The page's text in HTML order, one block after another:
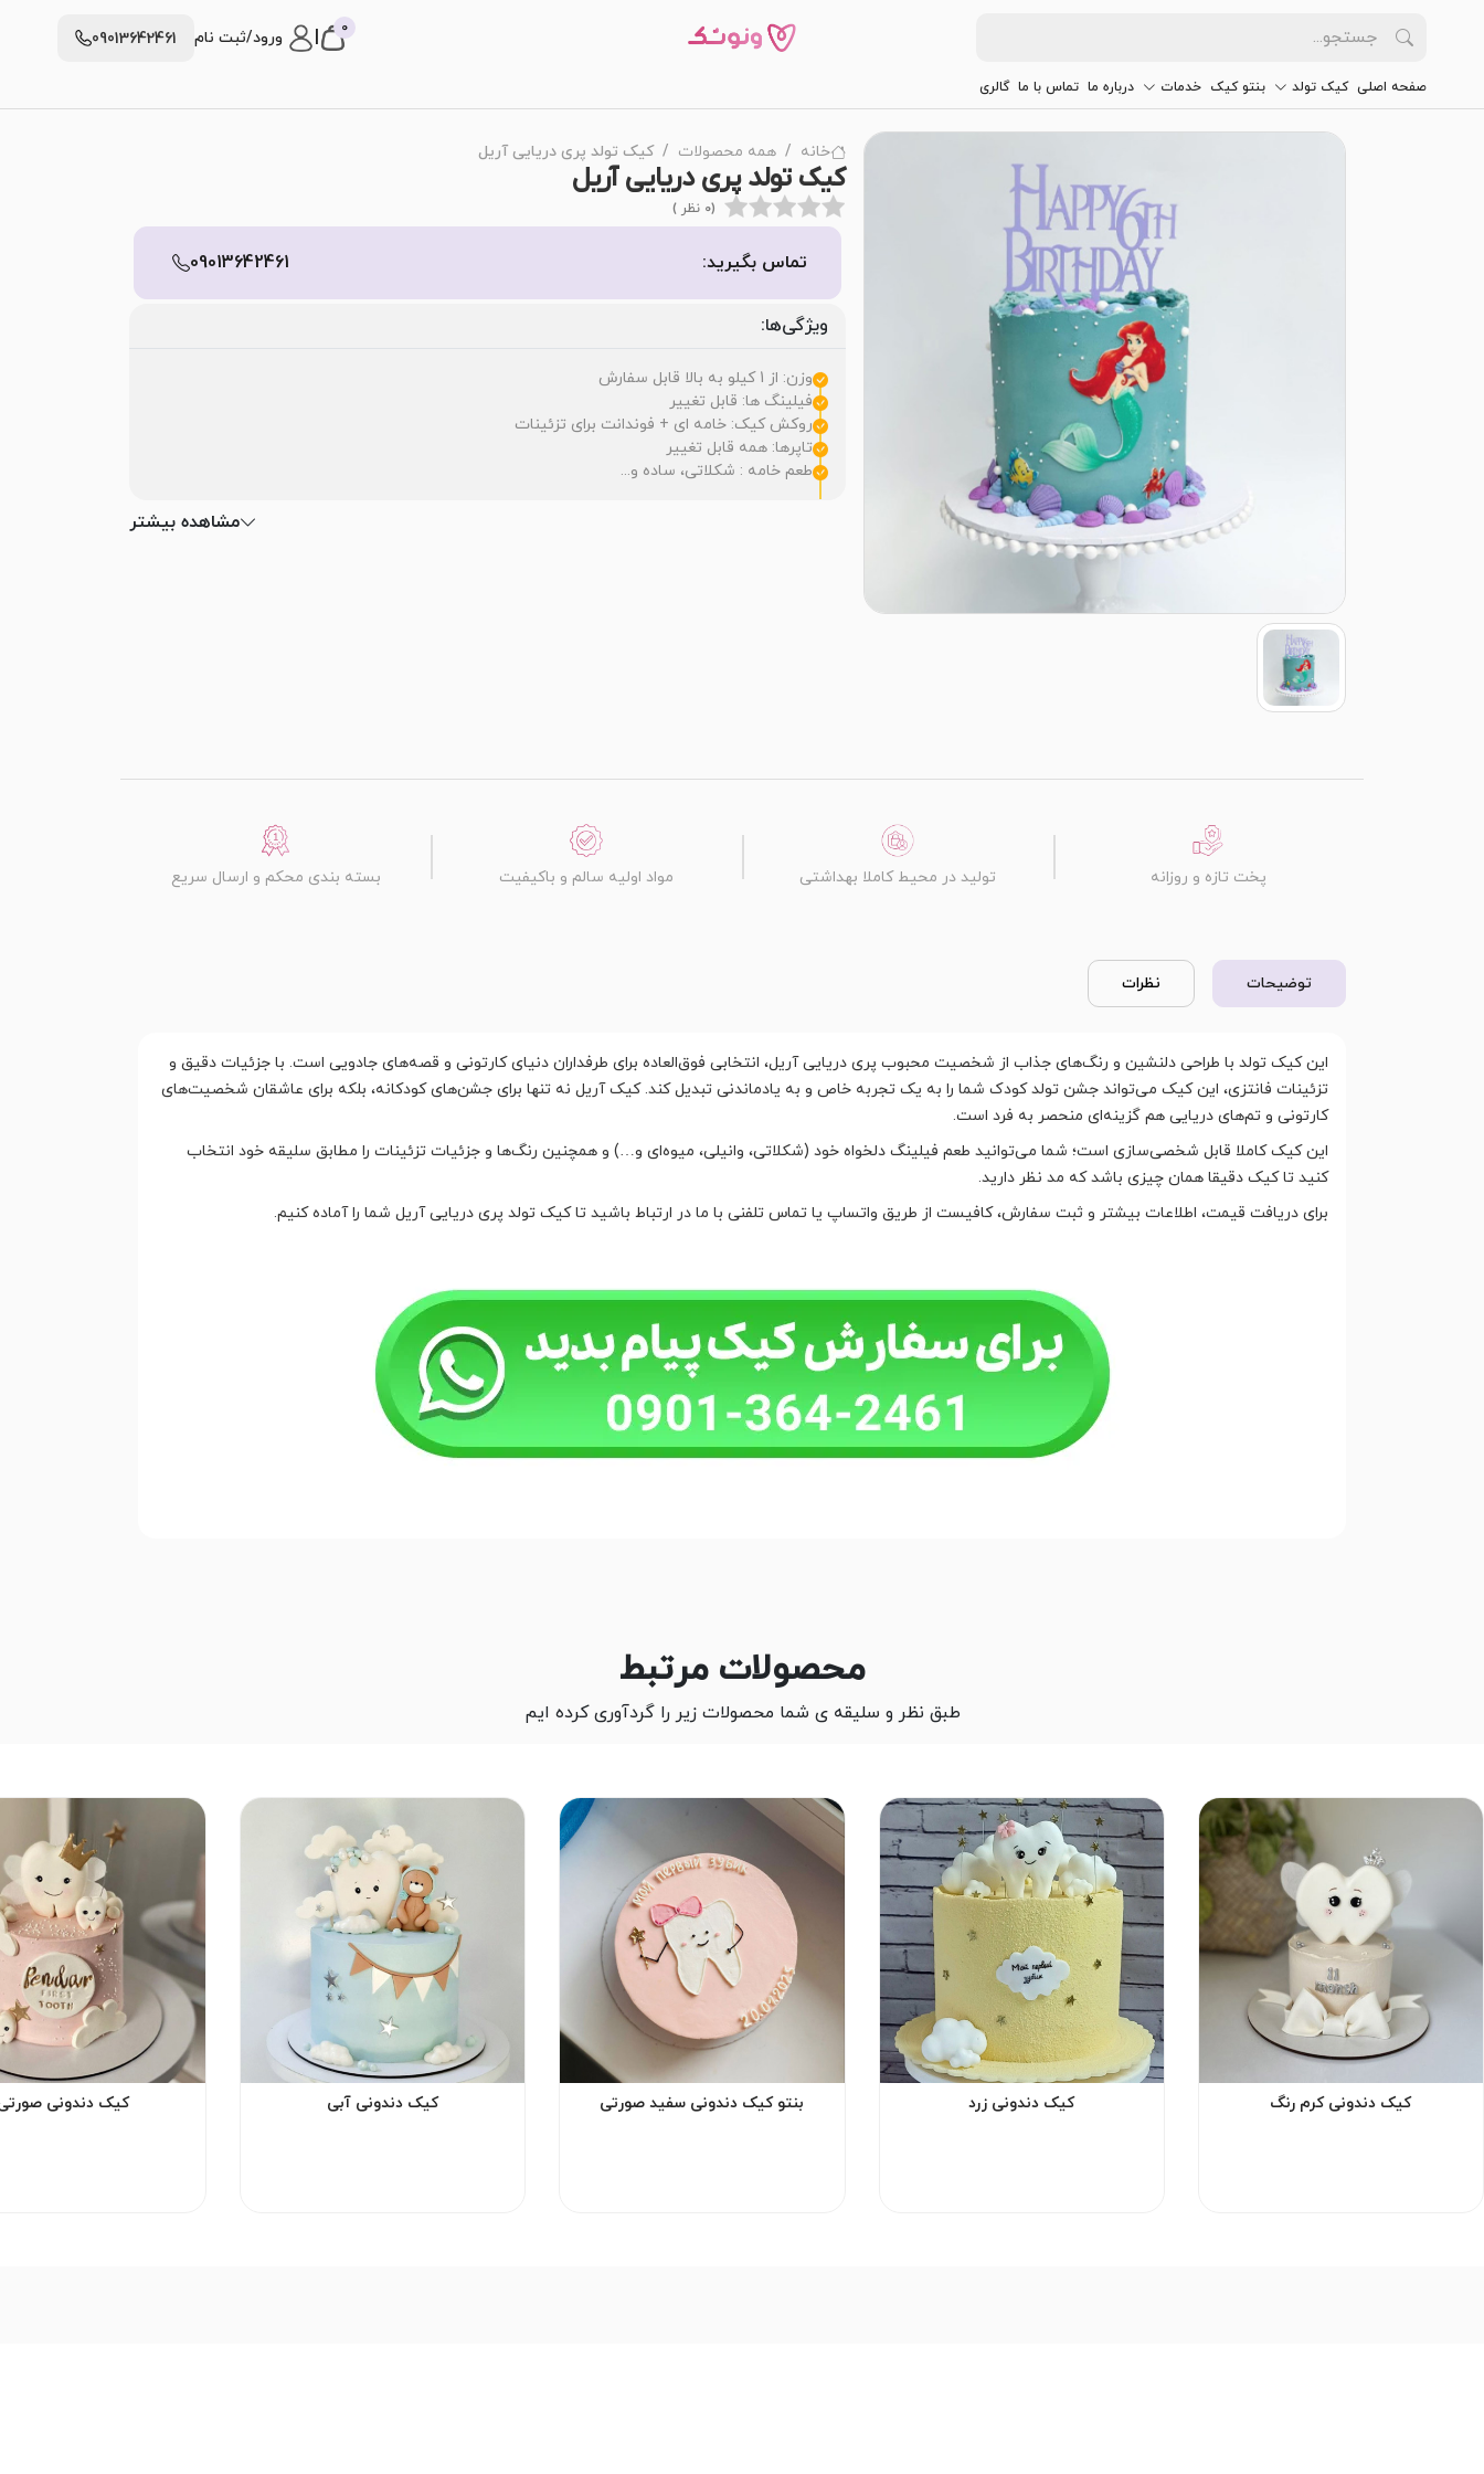
0 ورود/ثبت نام 09013642461
صفحه اصلی کیک تولد بنتو کیک خدمات درباره ما تماس با ما گالری
خانه همه محصولات کیک تولد پری دریایی آریل
کیک تولد پری دریایی آریل
(0 نظر )
تماس بگیرید: 09013642461
ویژگی‌ها:
وزن: از 1 کیلو به بالا قابل سفارش
فیلینگ ها: قابل تغییر
روکش کیک: خامه ای + فوندانت برای تزئینات
تاپرها: همه قابل تغییر
طعم خامه : شکلاتی، ساده و...
مشاهده بیشتر
پخت تازه و روزانه تولید در محیط کاملا بهداشتی مواد اولیه سالم و باکیفیت بسته بندی محکم و ارسال سریع
توضیحات نظرات
این کیک تولد با طراحی دلنشین و رنگ‌های جذاب از شخصیت محبوب پری دریایی آریل، انتخابی فوق‌العاده برای طرفداران دنیای کارتونی و قصه‌های جادویی است. با جزئیات دقیق و
تزئینات فانتزی، این کیک می‌تواند جشن تولد کودک شما را به یک تجربه خاص و به یادماندنی تبدیل کند. کیک آریل نه تنها برای جشن‌های کودکانه، بلکه برای عاشقان شخصیت‌های
کارتونی و تم‌های دریایی هم گزینه‌ای منحصر به فرد است.
این کیک کاملا قابل شخصی‌سازی است؛ شما می‌توانید طعم فیلینگ دلخواه خود (شکلاتی، وانیلی، میوه‌ای و…) و همچنین رنگ‌ها و جزئیات تزئینات را مطابق سلیقه خود انتخاب
کنید تا کیک دقیقا همان چیزی باشد که مد نظر دارید.
برای دریافت قیمت، اطلاعات بیشتر و ثبت سفارش، کافیست از طریق واتساپ یا تماس تلفنی با ما در ارتباط باشید تا کیک تولد پری دریایی آریل شما را آماده کنیم.
محصولات مرتبط
طبق نظر و سلیقه ی شما محصولات زیر را گردآوری کرده ایم
کیک دندونی کرم رنگ کیک دندونی زرد بنتو کیک دندونی سفید صورتی کیک دندونی آبی کیک دندونی